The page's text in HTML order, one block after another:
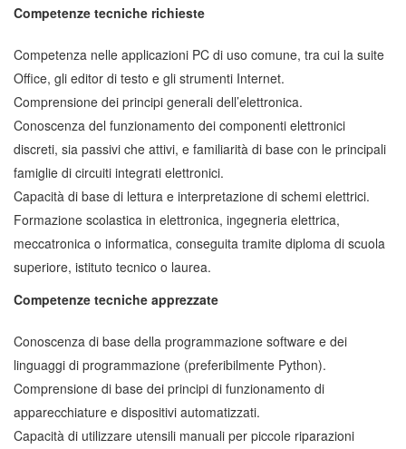
Competenze tecniche richieste
Competenza nelle applicazioni PC di uso comune, tra cui la suite
Office, gli editor di testo e gli strumenti Internet.
Comprensione dei principi generali dell’elettronica.
Conoscenza del funzionamento dei componenti elettronici
discreti, sia passivi che attivi, e familiarità di base con le principali
famiglie di circuiti integrati elettronici.
Capacità di base di lettura e interpretazione di schemi elettrici.
Formazione scolastica in elettronica, ingegneria elettrica,
meccatronica o informatica, conseguita tramite diploma di scuola
superiore, istituto tecnico o laurea.
Competenze tecniche apprezzate
Conoscenza di base della programmazione software e dei
linguaggi di programmazione (preferibilmente Python).
Comprensione di base dei principi di funzionamento di
apparecchiature e dispositivi automatizzati.
Capacità di utilizzare utensili manuali per piccole riparazioni